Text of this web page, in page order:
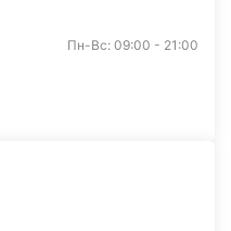
Пн-Вс: 09:00 - 21:00